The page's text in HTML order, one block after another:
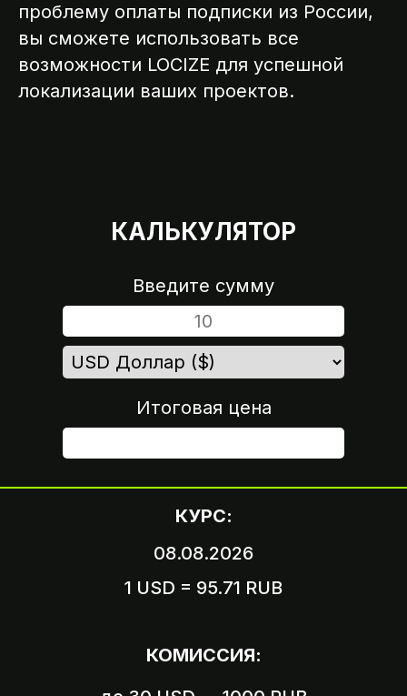
проблему оплаты подписки из России,
вы сможете использовать все
возможности LOCIZE для успешной
локализации ваших проектов.
КОМИССИЯ:
КУРС:
08.08.2026
1 USD = 95.71 RUB
Введите сумму
Итоговая цена
КАЛЬКУЛЯТОР
от вашего аккаунта
ШАГ 4